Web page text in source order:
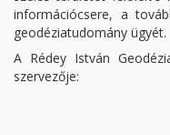
információcsere, a
geodéziatudomány ügyét.
A Rédey István
szervezője: